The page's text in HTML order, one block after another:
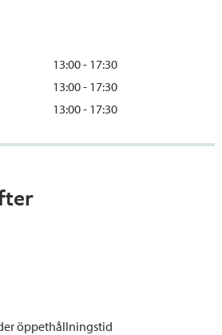
13:00 - 17:30
13:00 - 17:30
13:00 - 17:30
öppethållningstid